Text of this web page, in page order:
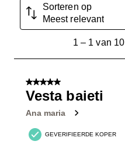
Sorteren op
Meest relevant
van
Beoordelingen.
1 – 1 van 10
5 van 5 sterren.
Vesta baieti
Ana maria
GEVERIFIEERDE KOPER